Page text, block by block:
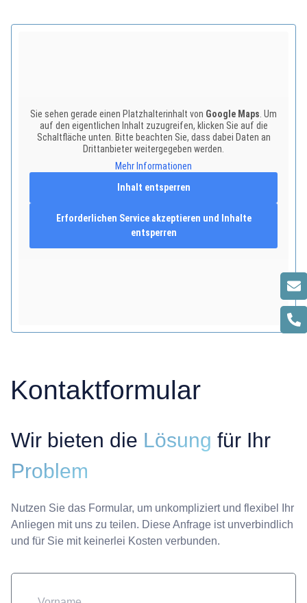
Sie sehen gerade einen Platzhalterinhalt von Google Maps . Um
auf den eigentlichen Inhalt zuzugreifen, klicken Sie auf die
Schaltfläche unten. Bitte beachten Sie, dass dabei Daten an
Drittanbieter weitergegeben werden.
Mehr Informationen
Inhalt entsperren
Erforderlichen Service akzeptieren und Inhalte
entsperren
Kontaktformular
Wir bieten die Lösung für Ihr
Problem
Nutzen Sie das Formular, um unkompliziert und flexibel Ihr
Anliegen mit uns zu teilen. Diese Anfrage ist unverbindlich
und für Sie mit keinerlei Kosten verbunden.